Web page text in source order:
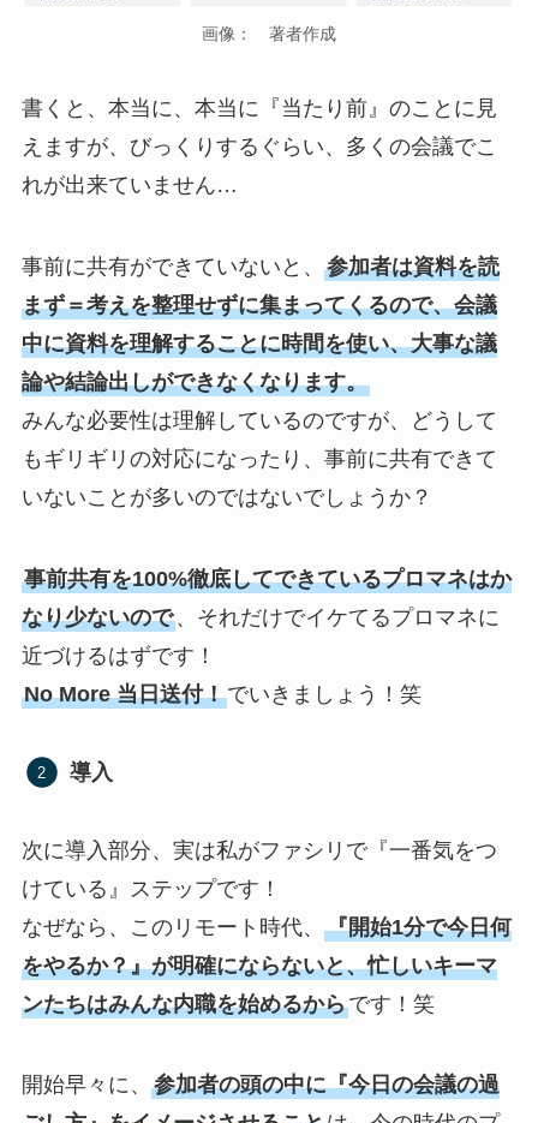
画像： 著者作成
書くと、本当に、本当に『当たり前』のことに見
えますが、びっくりするぐらい、多くの会議でこ
れが出来ていません…
事前に共有ができていないと、 参加者は資料を読
まず＝考えを整理せずに集まってくるので、会議
中に資料を理解することに時間を使い、大事な議
論や結論出しができなくなります。
みんな必要性は理解しているのですが、どうして
もギリギリの対応になったり、事前に共有できて
いないことが多いのではないでしょうか？
事前共有を100%徹底してできているプロマネはか
なり少ないので、それだけでイケてるプロマネに
近づけるはずです！
No More 当日送付！でいきましょう！笑
導入
次に導入部分、実は私がファシリで『一番気をつ
けている』ステップです！
なぜなら、このリモート時代、 『開始1分で今日何
をやるか？』が明確にならないと、忙しいキーマ
ンたちはみんな内職を始めるからです！笑
開始早々に、 参加者の頭の中に『今日の会議の過